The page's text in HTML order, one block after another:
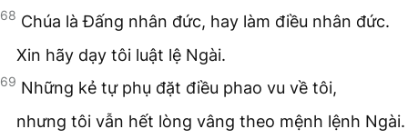
68 Chúa là Đấng nhân đức, hay làm điều nhân đức.
Xin hãy dạy tôi luật lệ Ngài.
69 Những kẻ tự phụ đặt điều phao vu về tôi,
nhưng tôi vẫn hết lòng vâng theo mệnh lệnh Ngài.